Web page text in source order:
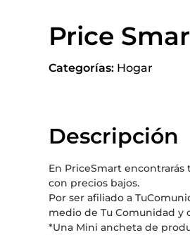
Price
Categorías: Hogar
Descripción
En PriceSmart
con precios bajos.
Por ser afiliado a
medio de Tu Comunidad y
*Una Mini ancheta de